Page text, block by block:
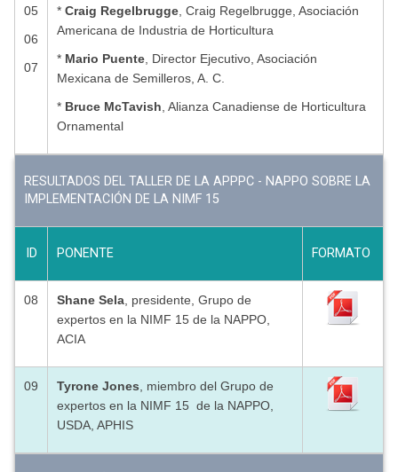
05
06
07
* Craig Regelbrugge , Craig Regelbrugge, Asociación
Americana de Industria de Horticultura
* Mario Puente , Director Ejecutivo, Asociación
Mexicana de Semilleros, A. C.
* Bruce McTavish , Alianza Canadiense de Horticultura
Ornamental
RESULTADOS DEL TALLER DE LA APPPC - NAPPO SOBRE LA
IMPLEMENTACIÓN DE LA NIMF 15
ID PONENTE FORMATO
08 Shane Sela , presidente, Grupo de
expertos en la NIMF 15 de la NAPPO,
ACIA
09 Tyrone Jones , miembro del Grupo de
expertos en la NIMF 15 de la NAPPO,
USDA, APHIS